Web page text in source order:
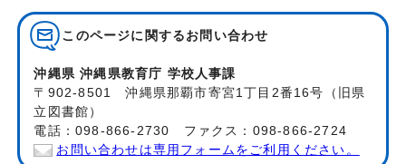
このページに関する お問い合わせ
沖縄県 沖縄県教育庁 学校人事課
〒902-8501 沖縄県那覇市寄宮1丁目2番16号（旧県
立図書館）
電話：098-866-2730 ファクス：098-866-2724
お問い合わせは専用フォームをご利用ください。